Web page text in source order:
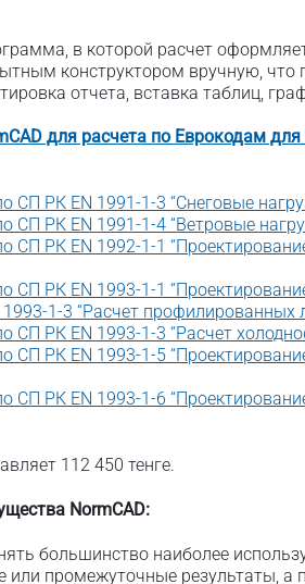
в которой расчет
конструктором вручную, что
отчета, вставка таблиц,
для расчета по Еврокодам
СП РК EN 1991-1-3 “Снеговые
СП РК EN 1991-1-4 “Ветровые
СП РК EN 1992-1-1
СП РК EN 1993-1-1
1-3 “Расчет профилированных
СП РК EN 1993-1-3 “Расчет
СП РК EN 1993-1-5
СП РК EN 1993-1-6
112 450 тенге.
NormCAD:
большинство наиболее
или промежуточные результаты,